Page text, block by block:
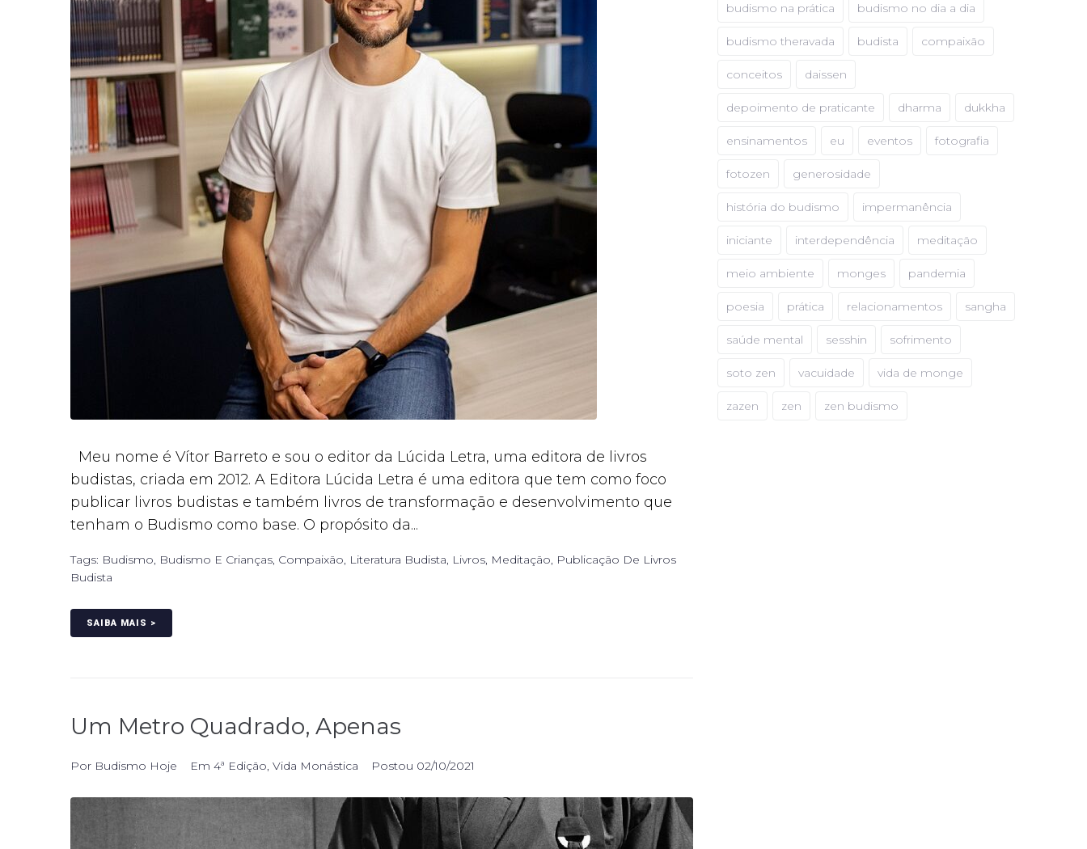
Meu nome é Vítor Barreto e sou o editor da Lúcida Letra, uma editora de livros
budistas, criada em 2012. A Editora Lúcida Letra é uma editora que tem como foco
publicar livros budistas e também livros de transformação e desenvolvimento que
tenham o Budismo como base. O propósito da...
Tags: Budismo, Budismo E Crianças, Compaixão, Literatura Budista, Livros, Meditação, Publicação De Livros
Budista
SAIBA MAIS >
Um Metro Quadrado, Apenas
Por Budismo Hoje Em 4ª Edição, Vida Monástica Postou 02/10/2021
budismo na prática budismo no dia a dia
budismo theravada budista compaixão
conceitos daissen
depoimento de praticante dharma dukkha
ensinamentos eu eventos fotografia
fotozen generosidade
história do budismo impermanência
iniciante interdependência meditação
meio ambiente monges pandemia
poesia prática relacionamentos sangha
saúde mental sesshin sofrimento
soto zen vacuidade vida de monge
zazen zen zen budismo